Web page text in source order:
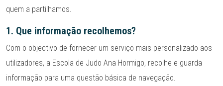
quem a partilhamos.
1. Que informação recolhemos?
Com o objectivo de fornecer um serviço mais personalizado aos
utilizadores, a Escola de Judo Ana Hormigo, recolhe e guarda
informação para uma questão básica de navegação.